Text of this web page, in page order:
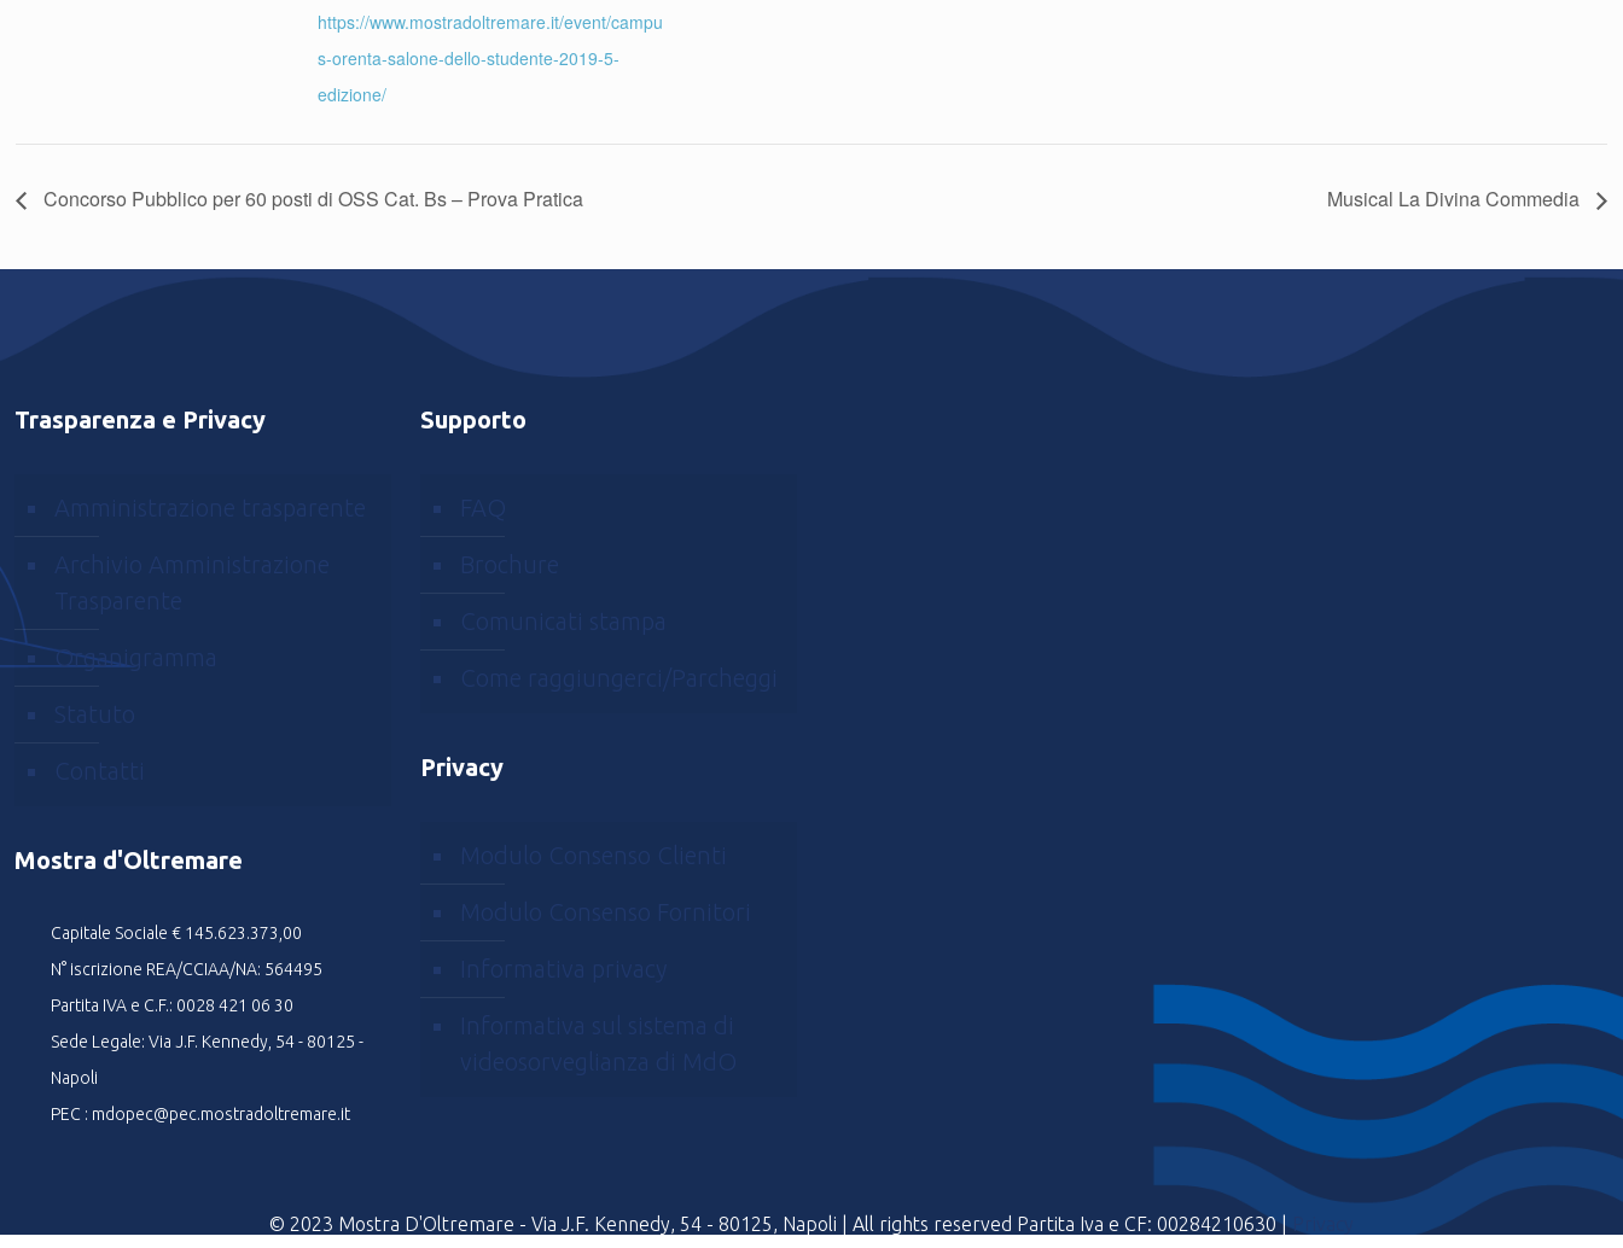
https://www.mostradoltremare.it/event/campu
s-orenta-salone-dello-studente-2019-5-
edizione/
Concorso Pubblico per 60 posti di OSS Cat. Bs – Prova Pratica Musical La Divina Commedia
Trasparenza e Privacy
Amministrazione trasparente
Archivio Amministrazione
Trasparente
Organigramma
Statuto
Contatti
Mostra d'Oltremare
Capitale Sociale € 145.623.373,00
N° iscrizione REA/CCIAA/NA: 564495
Partita IVA e C.F.: 0028 421 06 30
Sede Legale: Via J.F. Kennedy, 54 - 80125 -
Napoli
PEC : mdopec@pec.mostradoltremare.it
Supporto
FAQ
Brochure
Comunicati stampa
Come raggiungerci/Parcheggi
Privacy
Modulo Consenso Clienti
Modulo Consenso Fornitori
Informativa privacy
Informativa sul sistema di
videosorveglianza di MdO
© 2023 Mostra D'Oltremare - Via J.F. Kennedy, 54 - 80125, Napoli | All rights reserved Partita Iva e CF: 00284210630 |Privacy